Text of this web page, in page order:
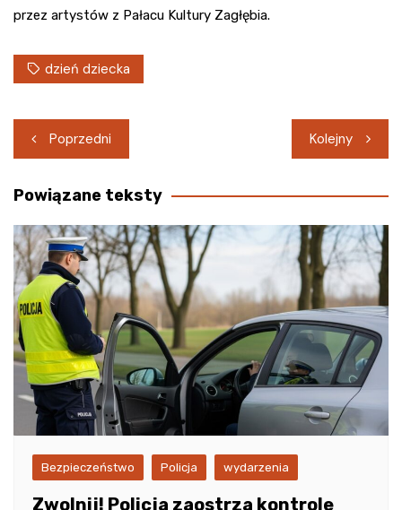
przez artystów z Pałacu Kultury Zagłębia.
dzień dziecka
Nawigacja
wpisu
Poprzedni Kolejny
Powiązane teksty
Bezpieczeństwo Policja wydarzenia
Zwolnij! Policja zaostrza kontrole